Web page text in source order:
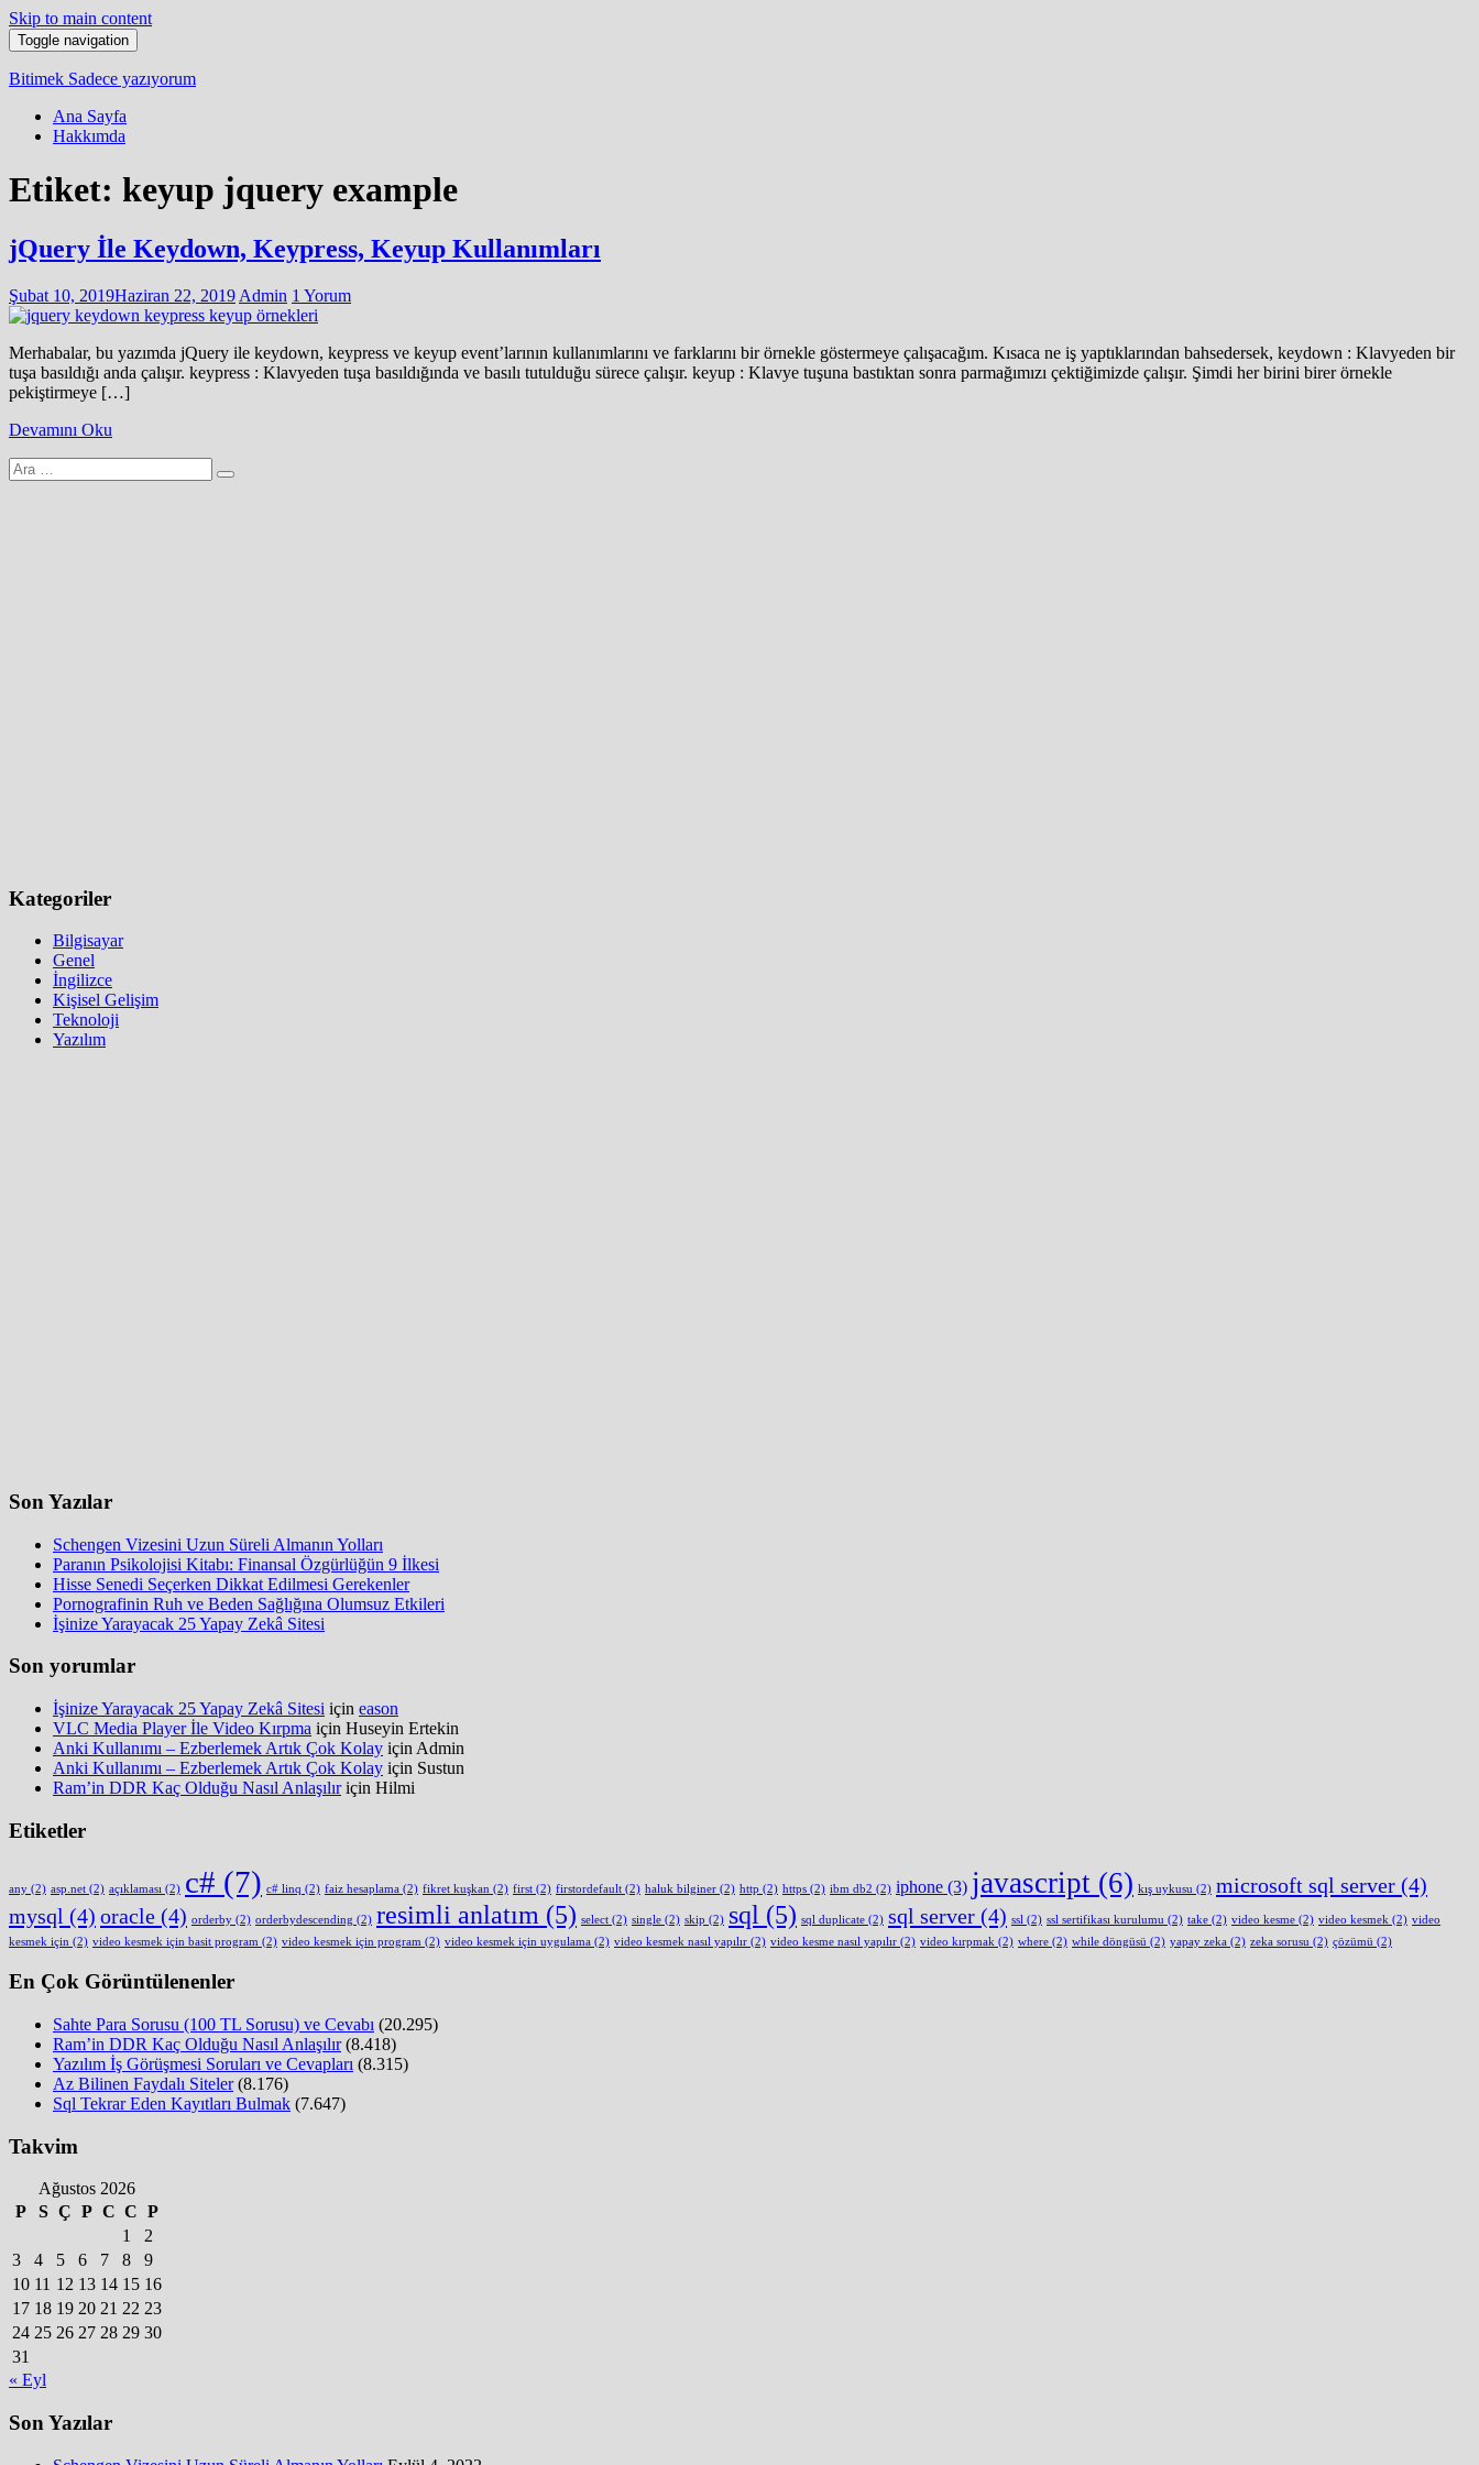
Skip to main content
Toggle navigation
Bitimek Sadece yazıyorum
Ana Sayfa
Hakkımda
Etiket: keyup jquery example
jQuery İle Keydown, Keypress, Keyup Kullanımları
Şubat 10, 2019Haziran 22, 2019 Admin 1 Yorum
Merhabalar, bu yazımda jQuery ile keydown, keypress ve keyup event’larının kullanımlarını ve farklarını bir örnekle göstermeye çalışacağım. Kısaca ne iş yaptıklarından bahsedersek, keydown : Klavyeden bir
tuşa basıldığı anda çalışır. keypress : Klavyeden tuşa basıldığında ve basılı tutulduğu sürece çalışır. keyup : Klavye tuşuna bastıktan sonra parmağımızı çektiğimizde çalışır. Şimdi her birini birer örnekle
pekiştirmeye […]
Devamını Oku
Arama
yap:
Kategoriler
Bilgisayar
Genel
İngilizce
Kişisel Gelişim
Teknoloji
Yazılım
Son Yazılar
Schengen Vizesini Uzun Süreli Almanın Yolları
Paranın Psikolojisi Kitabı: Finansal Özgürlüğün 9 İlkesi
Hisse Senedi Seçerken Dikkat Edilmesi Gerekenler
Pornografinin Ruh ve Beden Sağlığına Olumsuz Etkileri
İşinize Yarayacak 25 Yapay Zekâ Sitesi
Son yorumlar
İşinize Yarayacak 25 Yapay Zekâ Sitesi için eason
VLC Media Player İle Video Kırpma için Huseyin Ertekin
Anki Kullanımı – Ezberlemek Artık Çok Kolay için Admin
Anki Kullanımı – Ezberlemek Artık Çok Kolay için Sustun
Ram’in DDR Kaç Olduğu Nasıl Anlaşılıriçin Hilmi
Etiketler
any (2) asp.net (2) açıklaması (2) c# (7) c# linq (2) faiz hesaplama (2) fikret kuşkan (2) first (2) firstordefault (2) haluk bilginer (2) http (2) https (2) ibm db2 (2) iphone (3) javascript (6) kış uykusu (2) microsoft sql server (4)
mysql (4) oracle (4) orderby (2) orderbydescending (2) resimli anlatım (5) select (2) single (2) skip (2) sql (5) sql duplicate (2) sql server (4) ssl (2) ssl sertifikası kurulumu (2) take (2) video kesme (2) video kesmek (2) video
kesmek için (2) video kesmek için basit program (2) video kesmek için program (2) video kesmek için uygulama (2) video kesmek nasıl yapılır (2) video kesme nasıl yapılır (2) video kırpmak (2) where (2) while döngüsü (2) yapay zeka (2) zeka sorusu (2) çözümü (2)
En Çok Görüntülenenler
Sahte Para Sorusu (100 TL Sorusu) ve Cevabı (20.295)
Ram’in DDR Kaç Olduğu Nasıl Anlaşılır (8.418)
Yazılım İş Görüşmesi Soruları ve Cevapları (8.315)
Az Bilinen Faydalı Siteler (8.176)
Sql Tekrar Eden Kayıtları Bulmak (7.647)
Takvim
Ağustos 2026
P
S Ç P C C P
1
2
3
4 5 6 7 8
9
10 11 12 13 14 15 16
17 18 19 20 21 22 23
24 25 26 27 28 29 30
31
« Eyl
Son Yazılar